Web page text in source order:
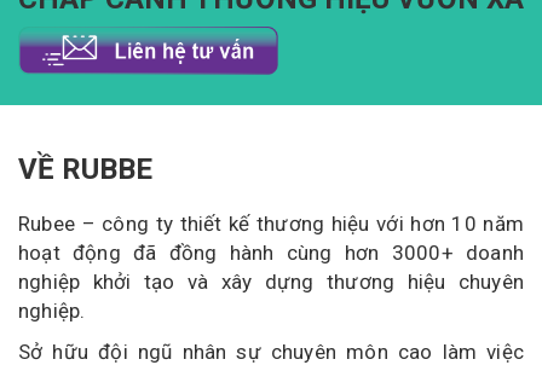
VỀ RUBBE
Rubee – công ty thiết kế thương hiệu với hơn 10 năm
hoạt động đã đồng hành cùng hơn 3000+ doanh
nghiệp khởi tạo và xây dựng thương hiệu chuyên
nghiệp.
Sở hữu đội ngũ nhân sự chuyên môn cao làm việc